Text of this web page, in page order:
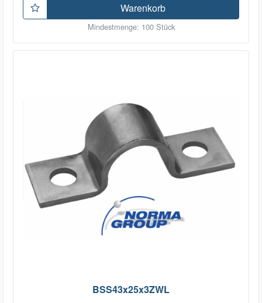
Warenkorb
Mindestmenge: 100 Stück
BSS43x25x3ZWL